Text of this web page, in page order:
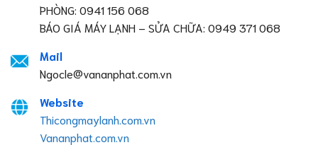
PHÒNG: 0941 156 068
BÁO GIÁ MÁY LẠNH – SỬA CHỮA: 0949 371 068
Mail
Ngocle@vananphat.com.vn
Website
Thicongmaylanh.com.vn
Vananphat.com.vn